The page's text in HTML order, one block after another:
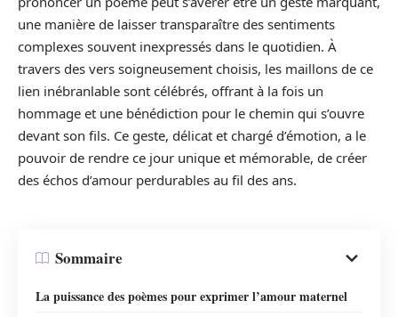
une manière de laisser transparaître des sentiments
complexes souvent inexpressés dans le quotidien. À
travers des vers soigneusement choisis, les maillons de ce
lien inébranlable sont célébrés, offrant à la fois un
hommage et une bénédiction pour le chemin qui s’ouvre
devant son fils. Ce geste, délicat et chargé d’émotion, a le
pouvoir de rendre ce jour unique et mémorable, de créer
des échos d’amour perdurables au fil des ans.
Sommaire
La puissance des poèmes pour exprimer l’amour maternel